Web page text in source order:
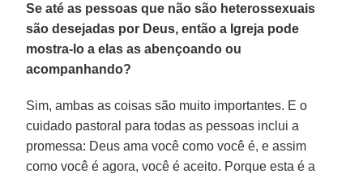
Se até as pessoas que não são heterossexuais
são desejadas por Deus, então a Igreja pode
mostra-lo a elas as abençoando ou
acompanhando?
Sim, ambas as coisas são muito importantes. E o
cuidado pastoral para todas as pessoas inclui a
promessa: Deus ama você como você é, e assim
como você é agora, você é aceito. Porque esta é a